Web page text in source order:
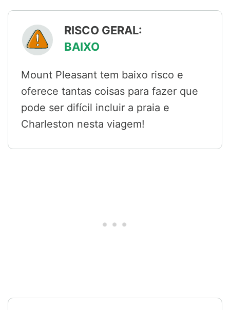
RISCO GERAL:
BAIXO
Mount Pleasant tem baixo risco e
oferece tantas coisas para fazer que
pode ser difícil incluir a praia e
Charleston nesta viagem!